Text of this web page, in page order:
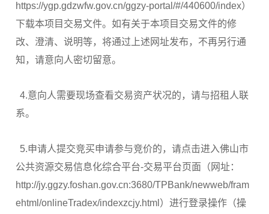
https://ygp.gdzwfw.gov.cn/ggzy-portal/#/440600/index）
下载本项目交易文件。如有关于本项目交易文件的修
改、澄清、说明等，将通过上述网址发布，不再另行通
知，请意向人密切留意。
4.意向人需要现场查看交易资产状况的，请与招租人联
系。
5.申请人提交竞买申请参与竞价的，请点击进入佛山市
公共资源交易信息化综合平台-交易平台页面（网址：
http://jy.ggzy.foshan.gov.cn:3680/TPBank/newweb/fram
ehtml/onlineTradex/indexzcjy.html）进行登录操作（操